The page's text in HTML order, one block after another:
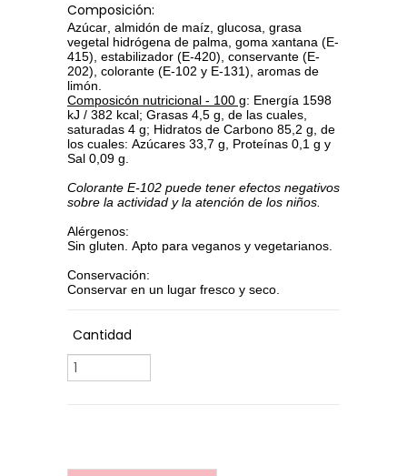
Composición:
Azúcar, almidón de maíz, glucosa, grasa
vegetal hidrógena de palma, goma xantana (E-
415), estabilizador (E-420), conservante (E-
202), colorante (E-102 y E-131), aromas de
limón.
Composicón nutricional - 100 g: Energía 1598
kJ / 382 kcal; Grasas 4,5 g, de las cuales,
saturadas 4 g; Hidratos de Carbono 85,2 g, de
los cuales: Azúcares 33,7 g, Proteínas 0,1 g y
Sal 0,09 g.
Colorante E-102 puede tener efectos negativos
sobre la actividad y la atención de los niños.
Alérgenos:
Sin gluten. Apto para veganos y vegetarianos.
Conservación:
Conservar en un lugar fresco y seco.
Cantidad